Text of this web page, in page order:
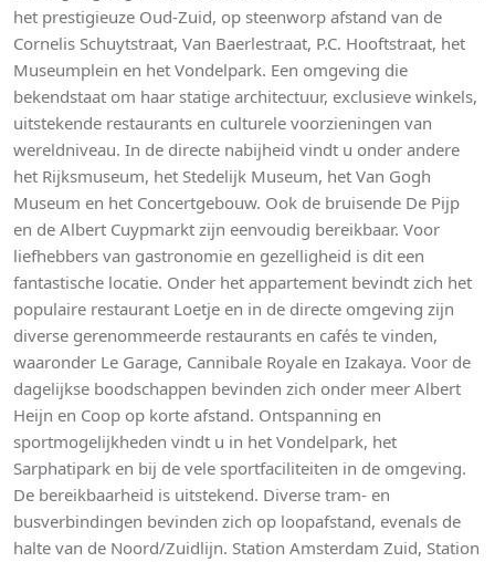
het prestigieuze Oud-Zuid, op steenworp afstand van de
Cornelis Schuytstraat, Van Baerlestraat, P.C. Hooftstraat, het
Museumplein en het Vondelpark. Een omgeving die
bekendstaat om haar statige architectuur, exclusieve winkels,
uitstekende restaurants en culturele voorzieningen van
wereldniveau. In de directe nabijheid vindt u onder andere
het Rijksmuseum, het Stedelijk Museum, het Van Gogh
Museum en het Concertgebouw. Ook de bruisende De Pijp
en de Albert Cuypmarkt zijn eenvoudig bereikbaar. Voor
liefhebbers van gastronomie en gezelligheid is dit een
fantastische locatie. Onder het appartement bevindt zich het
populaire restaurant Loetje en in de directe omgeving zijn
diverse gerenommeerde restaurants en cafés te vinden,
waaronder Le Garage, Cannibale Royale en Izakaya. Voor de
dagelijkse boodschappen bevinden zich onder meer Albert
Heijn en Coop op korte afstand. Ontspanning en
sportmogelijkheden vindt u in het Vondelpark, het
Sarphatipark en bij de vele sportfaciliteiten in de omgeving.
De bereikbaarheid is uitstekend. Diverse tram- en
busverbindingen bevinden zich op loopafstand, evenals de
halte van de Noord/Zuidlijn. Station Amsterdam Zuid, Station